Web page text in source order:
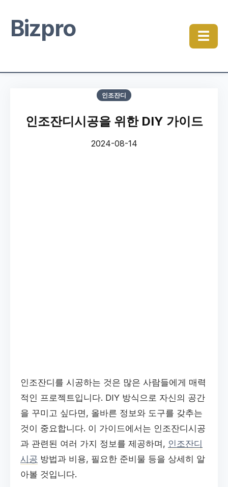
Bizpro ☰
인조잔디
인조잔디시공을 위한 DIY 가이드
2024-08-14
인조잔디를 시공하는 것은 많은 사람들에게 매력
적인 프로젝트입니다. DIY 방식으로 자신의 공간
을 꾸미고 싶다면, 올바른 정보와 도구를 갖추는
것이 중요합니다. 이 가이드에서는 인조잔디시공
과 관련된 여러 가지 정보를 제공하며, 인조잔디
시공 방법과 비용, 필요한 준비물 등을 상세히 알
아볼 것입니다.